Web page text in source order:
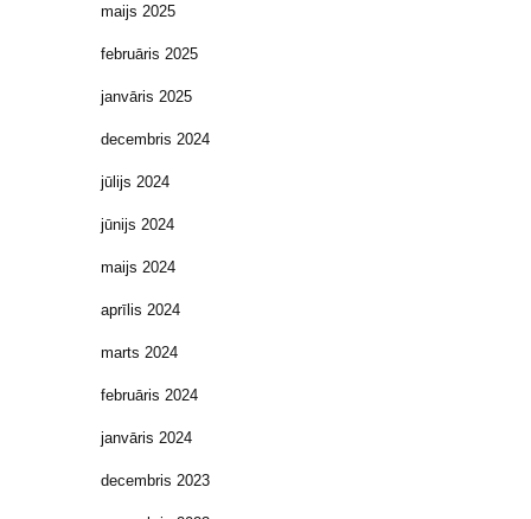
maijs 2025
februāris 2025
janvāris 2025
decembris 2024
jūlijs 2024
jūnijs 2024
maijs 2024
aprīlis 2024
marts 2024
februāris 2024
janvāris 2024
decembris 2023